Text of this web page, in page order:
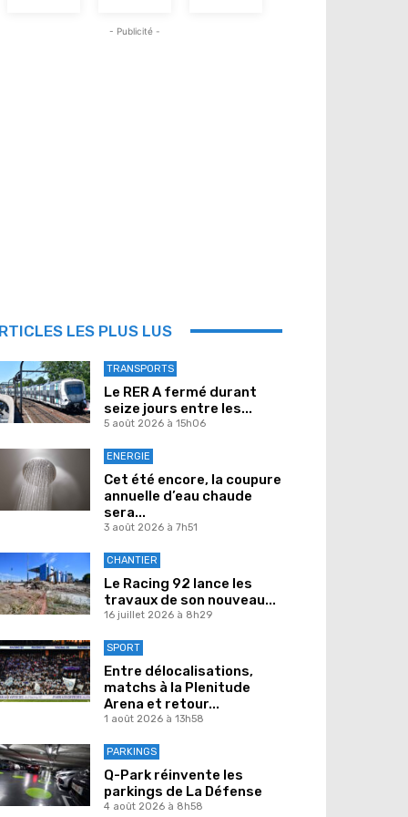
- Publicité -
LES PLUS LUS
TRANSPORTS
Le RER A fermé durant
seize jours entre les...
5 août 2026 à 15h06
ENERGIE
Cet été encore, la coupure
annuelle d’eau chaude
sera...
3 août 2026 à 7h51
CHANTIER
Le Racing 92 lance les
travaux de son nouveau...
16 juillet 2026 à 8h29
SPORT
Entre délocalisations,
matchs à la Plenitude
Arena et retour...
1 août 2026 à 13h58
PARKINGS
Q-Park réinvente les
parkings de La Défense
4 août 2026 à 8h58